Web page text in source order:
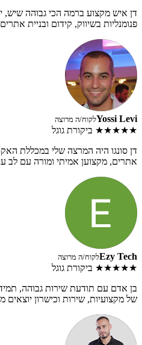
דן איש מקצוע ברמה הכי גבוהה שיש,
פנומנליות בשיווק, קידום ובניית
Yossi Leviלקוח/ה מרוצה
★★★★★ ביקורת גוגל
דן סונגו היה המרצה שלי במכללת
אתרים, מקצוען אמיתי ומורה עם לב
Ezy Techלקוח/ה מרוצה
★★★★★ ביקורת גוגל
בן אדם עם תודעת שירות גבוהה,
של מקצועיות, שירות וכישרון יוצאים